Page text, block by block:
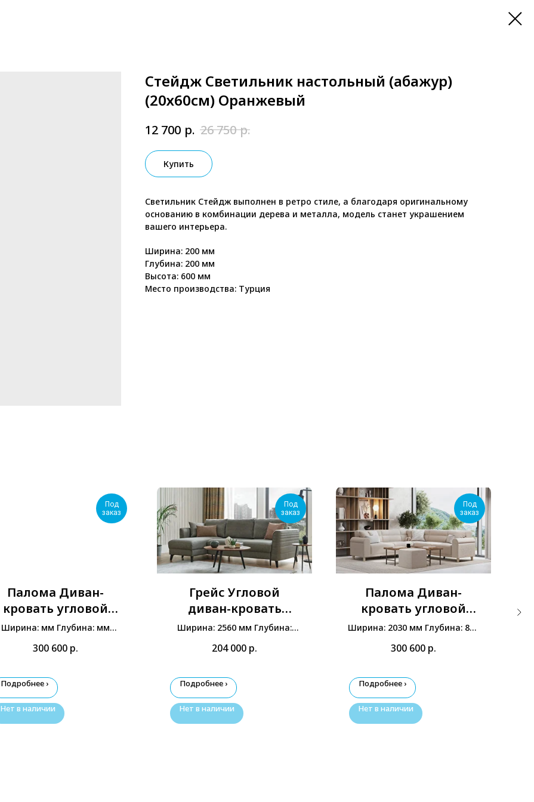
Стейдж Светильник настольный (абажур)
(20х60см) Оранжевый
12 700 р. 26 750 р.
Купить
Светильник Стейдж выполнен в ретро стиле, а благодаря оригинальному
основанию в комбинации дерева и металла, модель станет украшением
вашего интерьера.
Ширина: 200 мм
Глубина: 200 мм
Высота: 600 мм
Место производства: Турция
Под
заказ
Палома Диван-
кровать угловой
Левый
Ширина: мм Глубина: мм
300 600 р.
Подробнее ›
Нет в наличии
Под
заказ
Грейс Угловой
диван-кровать
(Большой)
Ширина: 2560 мм Глубина:
204 000 р.
Подробнее ›
Нет в наличии
Под
заказ
Палома Диван-
кровать угловой
правый
Ширина: 2030 мм Глубина: 840
300 600 р.
Подробнее ›
Нет в наличии